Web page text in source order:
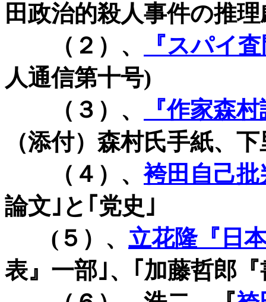
田政治的殺人事件の推
（２）、
『スパイ
人通信第十号)
（３）、
『作家森
（添付）森村氏手紙、
（４）、袴田自己
論文｣と｢党史｣
( ５）、 立花隆『日
表』一部｣、｢加藤哲郎